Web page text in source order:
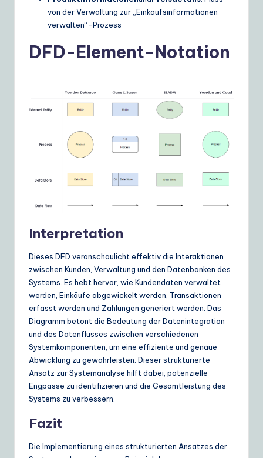
von der Verwaltung zur „Einkaufsinformationen
verwalten“-Prozess
DFD-Element-Notation
Interpretation
Dieses DFD veranschaulicht effektiv die Interaktionen
zwischen Kunden, Verwaltung und den Datenbanken des
Systems. Es hebt hervor, wie Kundendaten verwaltet
werden, Einkäufe abgewickelt werden, Transaktionen
erfasst werden und Zahlungen generiert werden. Das
Diagramm betont die Bedeutung der Datenintegration
und des Datenflusses zwischen verschiedenen
Systemkomponenten, um eine effiziente und genaue
Abwicklung zu gewährleisten. Dieser strukturierte
Ansatz zur Systemanalyse hilft dabei, potenzielle
Engpässe zu identifizieren und die Gesamtleistung des
Systems zu verbessern.
Fazit
Die Implementierung eines strukturierten Ansatzes der